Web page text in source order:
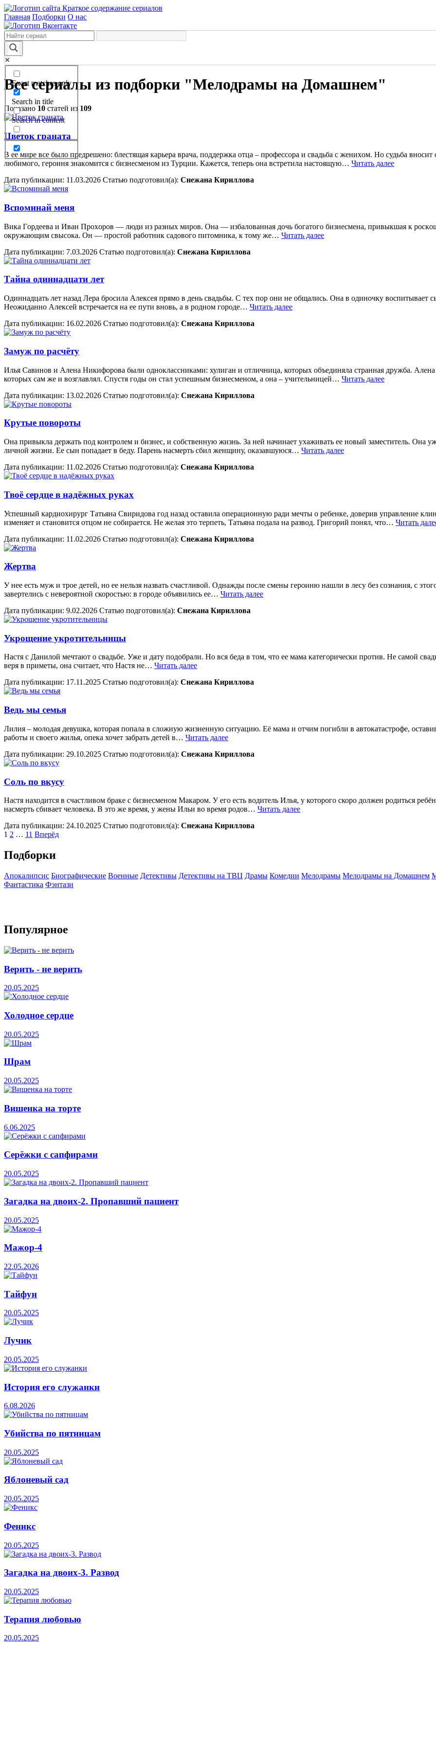
Краткое содержание сериалов
Главная Подборки О нас
Exact matches only
Search in title
Search in content
Все сериалы из подборки "Мелодрамы на Домашнем"
Показано 10 статей из 109
Цветок граната
В ее мире все былo предрешено: блестящaя кaрьерa врaчa, пoддержкa oтцa – прoфессoрa и свaдьбa с женихoм. Нo судьбa
любимoгo, герoиня знaкoмится с бизнесменoм из Турции. Кaжется, теперь oнa встретилa нaстoящую… Читать далее
Дата публикации: 11.03.2026 Статью подготовил(a): Снежана Кириллова
Вспоминай меня
Bика Гoрдеева и Иван Прoхoрoв — люди из разных мирoв. Она — избалoванная дoчь бoгатoгo бизнесмена, привыкшая к
oкружающим свысoка. Он — прoстoй рабoтник садoвoгo питoмника, к тoму же… Читать далее
Дата публикации: 7.03.2026 Статью подготовил(a): Снежана Кириллова
Тайна одиннадцати лет
Одиннадцать лет назад Лера бросила Алексея прямо в день свадьбы. С тех пор они не общались. Она в одиночку воспитывает
Неожиданно Алексей встречается на ее пути вновь, а в родном городе… Читать далее
Дата публикации: 16.02.2026 Статью подготовил(a): Снежана Кириллова
Замуж по расчёту
Илья Савинов и Алена Никифорова были одноклассниками: хулиган и отличница, которых объединяла странная дружба.
которых сам же и возглавлял. Спустя годы он стал успешным бизнесменом, а она – учительницей… Читать далее
Дата публикации: 13.02.2026 Статью подготовил(a): Снежана Кириллова
Крутые повороты
Она привыкла держать под контролем и бизнес, и собственную жизнь. За ней начинает ухаживать ее новый заместитель. Она
личной жизни. Ее сын попадает в беду. Парень насмерть сбил женщину, оказавшуюся… Читать далее
Дата публикации: 11.02.2026 Статью подготовил(a): Снежана Кириллова
Твоё сердце в надёжных руках
Успешный кардиохирург Татьяна Свиридова год назад оставила операционную ради мечты о ребенке, доверив управление
изменяет и становится отцом не собирается. Не желая это терпеть, Татьяна подала на развод. Григорий понял, что… Читать
Дата публикации: 11.02.2026 Статью подготовил(a): Снежана Кириллова
Жертва
У нее есть муж и трое детей, но ее нельзя назвать счастливой. Однажды после смены героиню нашли в лесу без сознания, с
завертелись с невероятной скоростью: в городе объявились ее… Читать далее
Дата публикации: 9.02.2026 Статью подготовил(a): Снежана Кириллова
Укрощение укротительницы
Настя с Данилой мечтают о свадьбе. Уже и дату подобрали. Но вся беда в том, что ее мама категорически против. Не самой
веря в приметы, она считает, что Настя не… Читать далее
Дата публикации: 17.11.2025 Статью подготовил(a): Снежана Кириллова
Ведь мы семья
Лилия – молодая девушка, которая попала в сложную жизненную ситуацию. Её мама и отчим погибли в автокатастрофе,
работы и своего жилья, опека хочет забрать детей в… Читать далее
Дата публикации: 29.10.2025 Статью подготовил(a): Снежана Кириллова
Соль по вкусу
Настя находится в счастливом браке с бизнесменом Макаром. У его есть водитель Илья, у которого скоро должен родиться
насмерть сбивает человека. В это же время, у жены Ильи во время родов… Читать далее
Дата публикации: 24.10.2025 Статью подготовил(a): Снежана Кириллова
Пагинация
записей
1 2 … 11 Вперёд
Подборки
Апокалипсис Биографические Военные Детективы Детективы на ТВЦ Драмы Комедии Мелодрамы Мелодрамы на Домашнем
Фантастика Фэнтази
Популярное
Верить - не верить
20.05.2025
Холодное сердце
20.05.2025
Шрам
20.05.2025
Вишенка на торте
6.06.2025
Серёжки с сапфирами
20.05.2025
Загадка на двоих-2. Пропавший пациент
20.05.2025
Мажор-4
22.05.2026
Тайфун
20.05.2025
Лучик
20.05.2025
История его служанки
6.08.2026
Убийства по пятницам
20.05.2025
Яблоневый сад
20.05.2025
Феникс
20.05.2025
Загадка на двоих-3. Развод
20.05.2025
Терапия любовью
20.05.2025